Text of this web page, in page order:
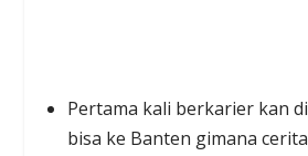
Pertama kali berkarier kan
bisa ke Banten gimana